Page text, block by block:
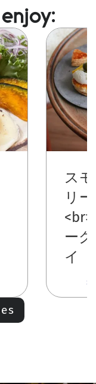
Image
ス
リ
ー
イ
2